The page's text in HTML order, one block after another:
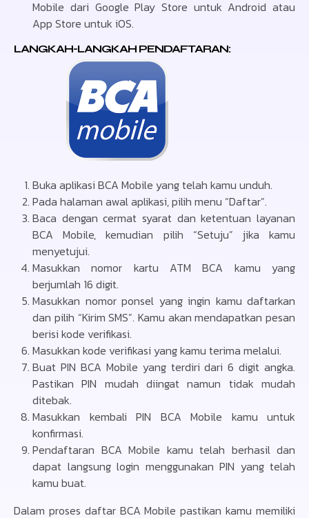
Mobile dari Google Play Store untuk Android atau
App Store untuk iOS.
LANGKAH-LANGKAH PENDAFTARAN:
Buka aplikasi BCA Mobile yang telah kamu unduh.
Pada halaman awal aplikasi, pilih menu “Daftar”.
Baca dengan cermat syarat dan ketentuan layanan
BCA Mobile, kemudian pilih “Setuju” jika kamu
menyetujui.
Masukkan nomor kartu ATM BCA kamu yang
berjumlah 16 digit.
Masukkan nomor ponsel yang ingin kamu daftarkan
dan pilih “Kirim SMS”. Kamu akan mendapatkan pesan
berisi kode verifikasi.
Masukkan kode verifikasi yang kamu terima melalui.
Buat PIN BCA Mobile yang terdiri dari 6 digit angka.
Pastikan PIN mudah diingat namun tidak mudah
ditebak.
Masukkan kembali PIN BCA Mobile kamu untuk
konfirmasi.
Pendaftaran BCA Mobile kamu telah berhasil dan
dapat langsung login menggunakan PIN yang telah
kamu buat.
Dalam proses daftar BCA Mobile pastikan kamu memiliki